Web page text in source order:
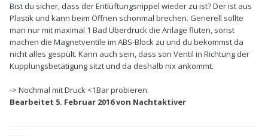
Bist du sicher, dass der Entlüftungsnippel wieder zu ist? Der ist aus
Plastik und kann beim Öffnen schonmal brechen. Generell sollte
man nur mit maximal 1 Bad Überdruck die Anlage fluten, sonst
machen die Magnetventile im ABS-Block zu und du bekommst da
nicht alles gespült. Kann auch sein, dass son Ventil in Richtung der
Kupplungsbetätigung sitzt und da deshalb nix ankommt.
-> Nochmal mit Druck <1Bar probieren.
Bearbeitet 5. Februar 2016von Nachtaktiver